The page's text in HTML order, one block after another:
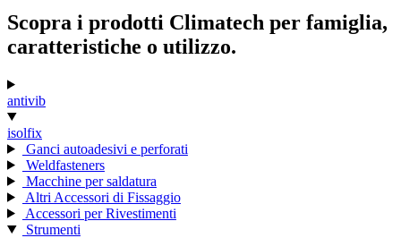
IT
Scopra i prodotti Climatech per famiglia,
caratteristiche o utilizzo.
antivib
isolfix
Ganci autoadesivi e perforati
Weldfasteners
Macchine per saldatura
Altri Accessori di Fissaggio
Accessori per Rivestimenti
Strumenti